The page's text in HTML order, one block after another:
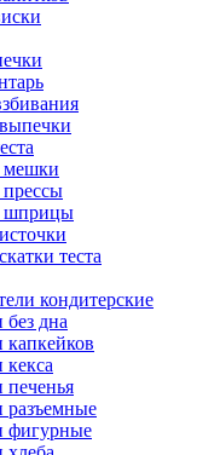
мешки
шприцы
теста
кондитерские
дна
фигурные